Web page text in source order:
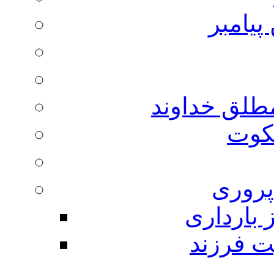
خداوند
بارداری
فرزند